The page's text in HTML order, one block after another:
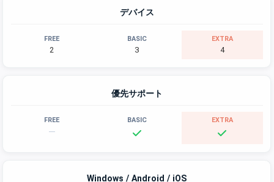
デバイス
2 3 4
優先サポート
—
Windows / Android / iOS